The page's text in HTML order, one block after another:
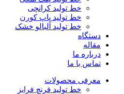
خط تولید کرانچی
خط تولید پاپ کورن
خط تولید آلبالو خشک
دستگاه
مقاله
درباره ما
تماس با ما
معرفی محصولات
خط تولید فرنچ فرایز